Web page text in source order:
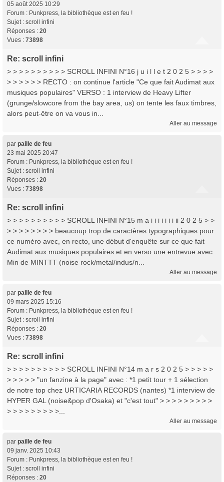
05 août 2025 10:29
Forum : Punkpress, la bibliothèque est en feu !
Sujet : scroll infini
Réponses : 20
Vues : 73898
Re: scroll infini
> > > > > > > > > > SCROLL INFINI N°16 j u i l l e t 2 0 2 5 > > > >
> > > > > > RECTO : on continue l'article "Ce que fait Audimat aux
musiques populaires" VERSO : 1 interview de Heavy Lifter
(grunge/slowcore from the bay area, us) on tente les faux timbres,
alors peut-être on va vous in...
Aller au message
par paille de feu
23 mai 2025 20:47
Forum : Punkpress, la bibliothèque est en feu !
Sujet : scroll infini
Réponses : 20
Vues : 73898
Re: scroll infini
> > > > > > > > > > SCROLL INFINI N°15 m a i i i i i i i ii 2 0 2 5 > >
> > > > > > > > beaucoup trop de caractères typographiques pour
ce numéro avec, en recto, une début d'enquête sur ce que fait
Audimat aux musiques populaires et en verso une entrevue avec
Min de MINTTT (noise rock/metal/indus/n...
Aller au message
par paille de feu
09 mars 2025 15:16
Forum : Punkpress, la bibliothèque est en feu !
Sujet : scroll infini
Réponses : 20
Vues : 73898
Re: scroll infini
> > > > > > > > > > SCROLL INFINI N°14 m a r s 2 0 2 5 > > > > >
> > > > > "un fanzine à la page" avec : *1 petit tour + 1 sélection
de notre top chez URTICARIA RECORDS (nantes) *1 interview de
HYPER GAL (noise&pop d'Osaka) et "c'est tout" > > > > > > > > >
> > > > > > > > >...
Aller au message
par paille de feu
09 janv. 2025 10:43
Forum : Punkpress, la bibliothèque est en feu !
Sujet : scroll infini
Réponses : 20